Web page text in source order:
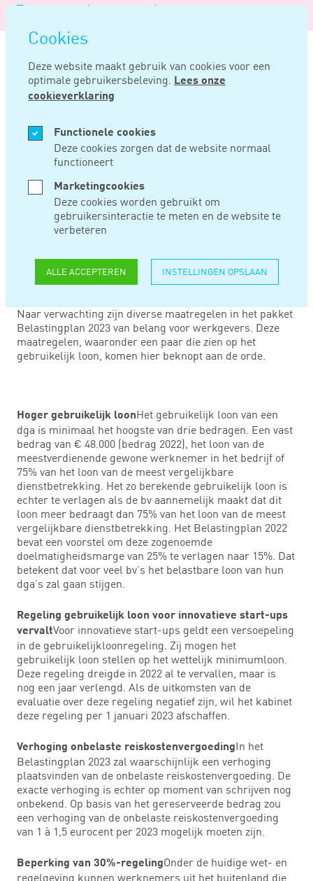
overslaan
Cookies
Deze website maakt gebruik van cookies voor een
optimale gebruikersbeleving. Lees onze
cookieverklaring
Functionele cookies
Deze cookies zorgen dat de website normaal
functioneert
Marketingcookies
Deze cookies worden gebruikt om
gebruikersinteractie te meten en de website te
verbeteren
ALLE ACCEPTEREN INSTELLINGEN OPSLAAN
Logo
Noord
Negentig
Home Nieuws
SEP 08, 2022
VERWACHTE
WIJZIGINGEN IN DE
LOONHEFFINGEN
EN ROND VASTGOED
Naar verwachting zijn diverse maatregelen in het pakket
Belastingplan 2023 van belang voor werkgevers. Deze
maatregelen, waaronder een paar die zien op het
gebruikelijk loon, komen hier beknopt aan de orde.
Hoger gebruikelijk loonHet gebruikelijk loon van een
dga is minimaal het hoogste van drie bedragen. Een vast
bedrag van € 48.000 (bedrag 2022), het loon van de
meestverdienende gewone werknemer in het bedrijf of
75% van het loon van de meest vergelijkbare
dienstbetrekking. Het zo berekende gebruikelijk loon is
echter te verlagen als de bv aannemelijk maakt dat dit
loon meer bedraagt dan 75% van het loon van de meest
vergelijkbare dienstbetrekking. Het Belastingplan 2022
bevat een voorstel om deze zogenoemde
doelmatigheidsmarge van 25% te verlagen naar 15%. Dat
betekent dat voor veel bv’s het belastbare loon van hun
dga’s zal gaan stijgen.
Regeling gebruikelijk loon voor innovatieve start-ups
vervaltVoor innovatieve start-ups geldt een versoepeling
in de gebruikelijkloonregeling. Zij mogen het
gebruikelijk loon stellen op het wettelijk minimumloon.
Deze regeling dreigde in 2022 al te vervallen, maar is
nog een jaar verlengd. Als de uitkomsten van de
evaluatie over deze regeling negatief zijn, wil het kabinet
deze regeling per 1 januari 2023 afschaffen.
Verhoging onbelaste reiskostenvergoedingIn het
Belastingplan 2023 zal waarschijnlijk een verhoging
plaatsvinden van de onbelaste reiskostenvergoeding. De
exacte verhoging is echter op moment van schrijven nog
onbekend. Op basis van het gereserveerde bedrag zou
een verhoging van de onbelaste reiskostenvergoeding
van 1 à 1,5 eurocent per 2023 mogelijk moeten zijn.
Beperking van 30%-regelingOnder de huidige wet- en
regelgeving kunnen werknemers uit het buitenland die